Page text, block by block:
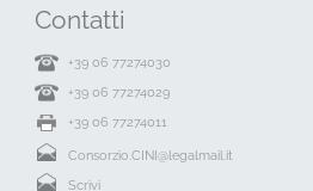
Contatti
+39 06 77274030
+39 06 77274029
+39 06 77274011
Consorzio.CINI@legalmail.it
Scrivi